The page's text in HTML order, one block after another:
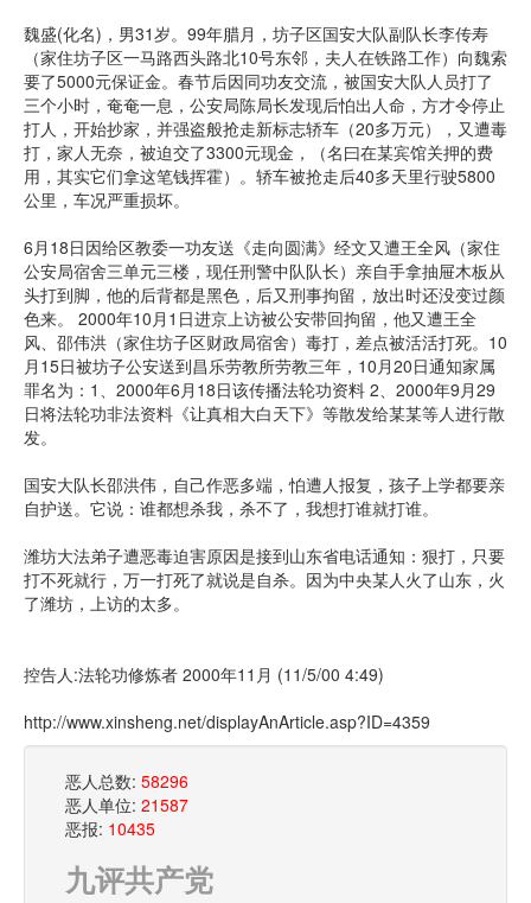
魏盛(化名)，男31岁。99年腊月，坊子区国安大队副队长李传寿
（家住坊子区一马路西头路北10号东邻，夫人在铁路工作）向魏索
要了5000元保证金。春节后因同功友交流，被国安大队人员打了
三个小时，奄奄一息，公安局陈局长发现后怕出人命，方才令停止
打人，开始抄家，并强盗般抢走新标志轿车（20多万元），又遭毒
打，家人无奈，被迫交了3300元现金，（名曰在某宾馆关押的费
用，其实它们拿这笔钱挥霍）。轿车被抢走后40多天里行驶5800
公里，车况严重损坏。
6月18日因给区教委一功友送《走向圆满》经文又遭王全风（家住
公安局宿舍三单元三楼，现任刑警中队队长）亲自手拿抽屉木板从
头打到脚，他的后背都是黑色，后又刑事拘留，放出时还没变过颜
色来。 2000年10月1日进京上访被公安带回拘留，他又遭王全
风、邵伟洪（家住坊子区财政局宿舍）毒打，差点被活活打死。10
月15日被坊子公安送到昌乐劳教所劳教三年，10月20日通知家属
罪名为：1、2000年6月18日该传播法轮功资料 2、2000年9月29
日将法轮功非法资料《让真相大白天下》等散发给某某等人进行散
发。
国安大队长邵洪伟，自己作恶多端，怕遭人报复，孩子上学都要亲
自护送。它说：谁都想杀我，杀不了，我想打谁就打谁。
潍坊大法弟子遭恶毒迫害原因是接到山东省电话通知：狠打，只要
打不死就行，万一打死了就说是自杀。因为中央某人火了山东，火
了潍坊，上访的太多。
控告人:法轮功修炼者 2000年11月 (11/5/00 4:49)
http://www.xinsheng.net/displayAnArticle.asp?ID=4359
恶人总数: 58296
恶人单位: 21587
恶报: 10435
九评共产党